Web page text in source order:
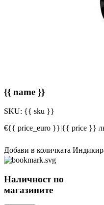
{{ name }}
SKU: {{ sku }}
€{{ price_euro }}|{{ price }}
Добави в количката
Наличност по
магазините